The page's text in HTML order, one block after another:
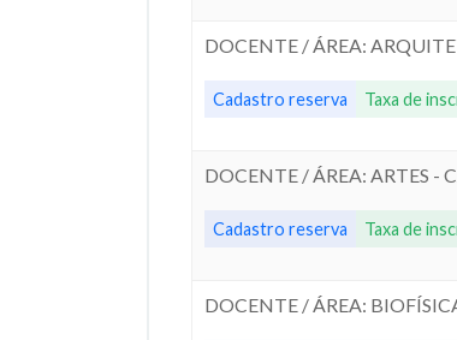
DOCENTE / ÁREA:
Cadastro reserva Taxa de
DOCENTE / ÁREA: ARTES -
Cadastro reserva Taxa de
DOCENTE / ÁREA: